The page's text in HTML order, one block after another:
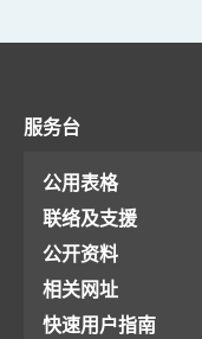
服务台
公用表格
联络及支援
公开资料
相关网址
快速用户指南